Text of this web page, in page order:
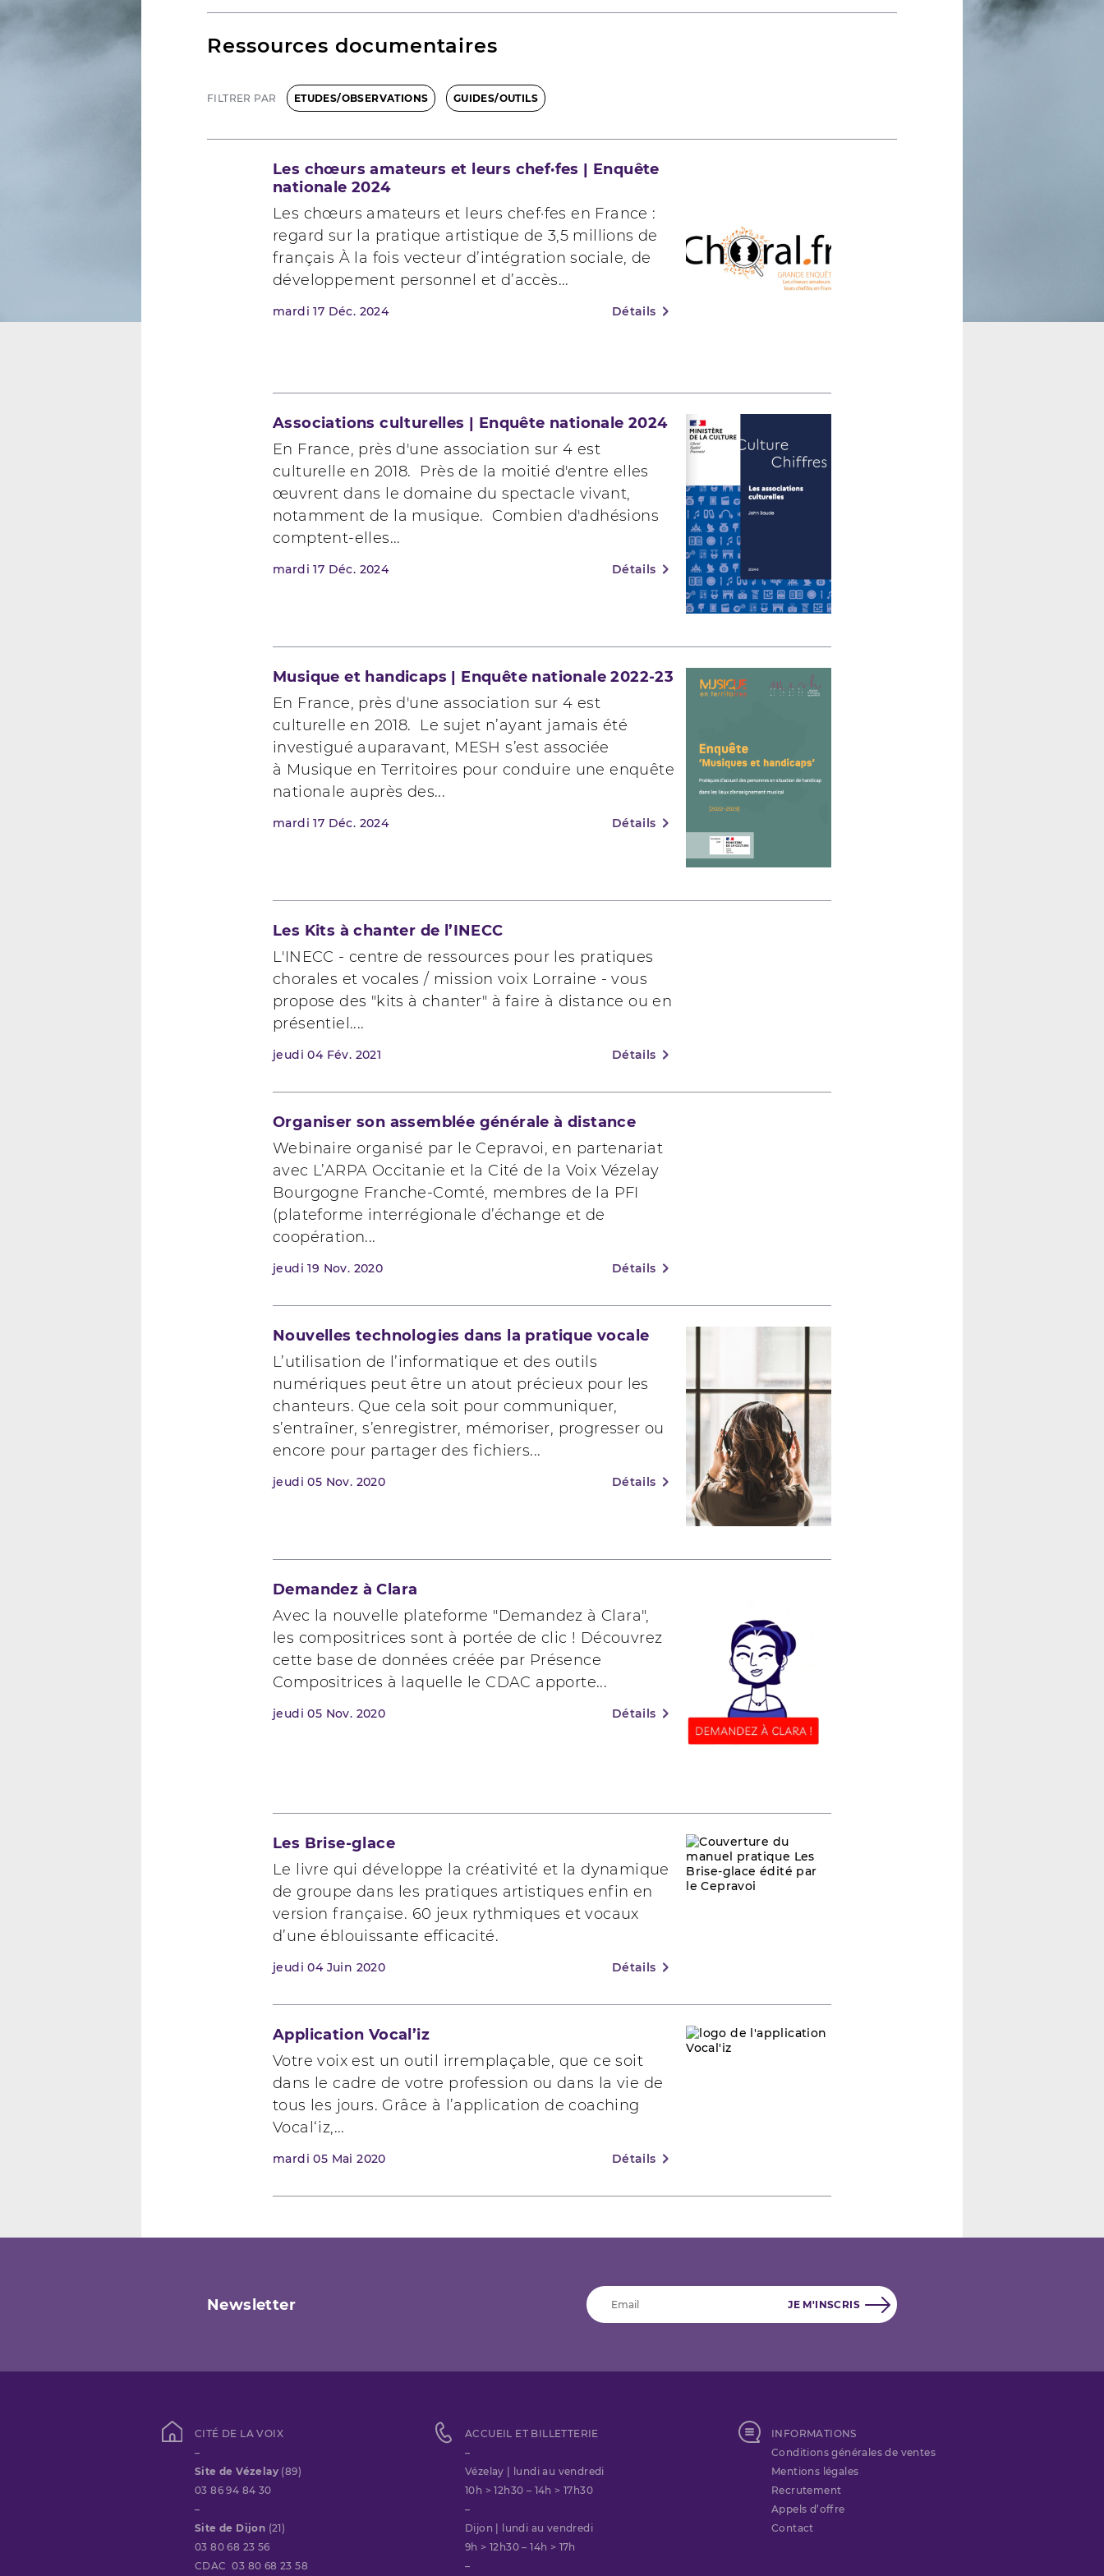
Ressources documentaires
FILTRER PAR ETUDES/OBSERVATIONS GUIDES/OUTILS
Les chœurs amateurs et leurs chef·fes | Enquête
nationale 2024
Les chœurs amateurs et leurs chef·fes en France :
regard sur la pratique artistique de 3,5 millions de
français À la fois vecteur d’intégration sociale, de
développement personnel et d’accès...
mardi 17 Déc. 2024 Détails
Associations culturelles | Enquête nationale 2024
En France, près d'une association sur 4 est
culturelle en 2018. Près de la moitié d'entre elles
œuvrent dans le domaine du spectacle vivant,
notamment de la musique. Combien d'adhésions
comptent-elles...
mardi 17 Déc. 2024 Détails
Musique et handicaps | Enquête nationale 2022-23
En France, près d'une association sur 4 est
culturelle en 2018. Le sujet n’ayant jamais été
investigué auparavant, MESH s’est associée
à Musique en Territoires pour conduire une enquête
nationale auprès des...
mardi 17 Déc. 2024 Détails
Les Kits à chanter de l’INECC
L'INECC - centre de ressources pour les pratiques
chorales et vocales / mission voix Lorraine - vous
propose des "kits à chanter" à faire à distance ou en
présentiel....
jeudi 04 Fév. 2021 Détails
Organiser son assemblée générale à distance
Webinaire organisé par le Cepravoi, en partenariat
avec L’ARPA Occitanie et la Cité de la Voix Vézelay
Bourgogne Franche-Comté, membres de la PFI
(plateforme interrégionale d’échange et de
coopération...
jeudi 19 Nov. 2020 Détails
Nouvelles technologies dans la pratique vocale
L’utilisation de l’informatique et des outils
numériques peut être un atout précieux pour les
chanteurs. Que cela soit pour communiquer,
s’entraîner, s’enregistrer, mémoriser, progresser ou
encore pour partager des fichiers...
jeudi 05 Nov. 2020 Détails
Demandez à Clara
Avec la nouvelle plateforme "Demandez à Clara",
les compositrices sont à portée de clic ! Découvrez
cette base de données créée par Présence
Compositrices à laquelle le CDAC apporte...
jeudi 05 Nov. 2020 Détails
Les Brise-glace
Le livre qui développe la créativité et la dynamique
de groupe dans les pratiques artistiques enfin en
version française. 60 jeux rythmiques et vocaux
d’une éblouissante efficacité.
jeudi 04 Juin 2020 Détails
Application Vocal’iz
Votre voix est un outil irremplaçable, que ce soit
dans le cadre de votre profession ou dans la vie de
tous les jours. Grâce à l’application de coaching
Vocal‘iz,...
mardi 05 Mai 2020 Détails
Newsletter
CITÉ DE LA VOIX
–
Site de Vézelay (89)
03 86 94 84 30
–
Site de Dijon (21)
03 80 68 23 56
CDAC 03 80 68 23 58
ACCUEIL ET BILLETTERIE
–
Vézelay | lundi au vendredi
10h > 12h30 – 14h > 17h30
–
Dijon | lundi au vendredi
9h > 12h30 – 14h > 17h
–
INFORMATIONS
Conditions générales de ventes
Mentions légales
Recrutement
Appels d’offre
Contact